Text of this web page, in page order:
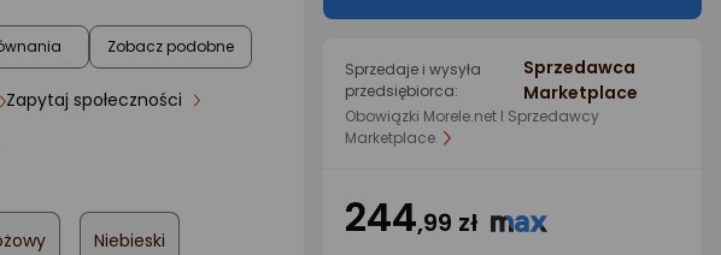
Zobacz podobne
Zapytaj społeczności
Niebieski
Sprzedaje i wysyła
przedsiębiorca:
Sprzedawca
Marketplace
Obowiązki Morele.net I Sprzedawcy
Marketplace.
244,99 zł